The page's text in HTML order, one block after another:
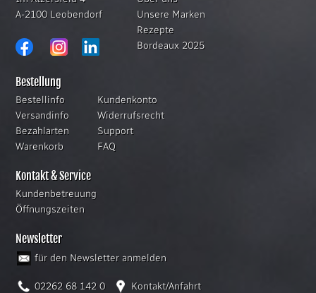
A-2100 Leobendorf
Unsere Marken
Rezepte
Bordeaux 2025
Bestellung
Bestellinfo
Versandinfo
Bezahlarten
Warenkorb
Kundenkonto
Widerrufsrecht
Support
FAQ
Kontakt & Service
Kundenbetreuung
Öffnungszeiten
Newsletter
für den Newsletter anmelden
02262 68 142 0 Kontakt/Anfahrt